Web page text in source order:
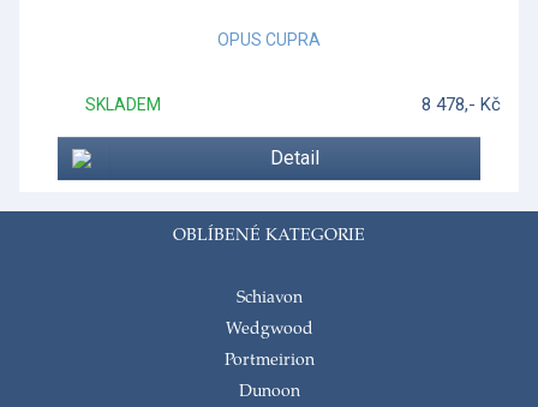
OPUS CUPRA
SKLADEM 8 478,- Kč
Detail
OBLÍBENÉ KATEGORIE
Schiavon
Wedgwood
Portmeirion
Dunoon